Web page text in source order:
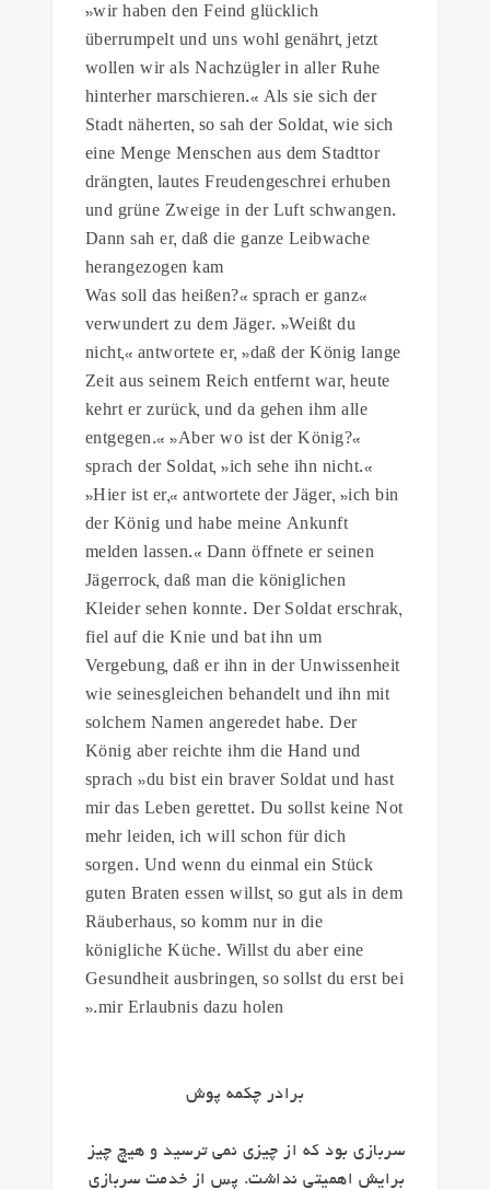
»wir haben den Feind glücklich
überrumpelt und uns wohl genährt, jetzt
wollen wir als Nachzügler in aller Ruhe
hinterher marschieren.« Als sie sich der
Stadt näherten, so sah der Soldat, wie sich
eine Menge Menschen aus dem Stadttor
drängten, lautes Freudengeschrei erhuben
und grüne Zweige in der Luft schwangen.
Dann sah er, daß die ganze Leibwache
herangezogen kam
»Was soll das heißen?« sprach er ganz
verwundert zu dem Jäger. »Weißt du
nicht,« antwortete er, »daß der König lange
Zeit aus seinem Reich entfernt war, heute
kehrt er zurück, und da gehen ihm alle
entgegen.« »Aber wo ist der König?«
sprach der Soldat, »ich sehe ihn nicht.«
»Hier ist er,« antwortete der Jäger, »ich bin
der König und habe meine Ankunft
melden lassen.« Dann öffnete er seinen
Jägerrock, daß man die königlichen
Kleider sehen konnte. Der Soldat erschrak,
fiel auf die Knie und bat ihn um
Vergebung, daß er ihn in der Unwissenheit
wie seinesgleichen behandelt und ihn mit
solchem Namen angeredet habe. Der
König aber reichte ihm die Hand und
sprach »du bist ein braver Soldat und hast
mir das Leben gerettet. Du sollst keine Not
mehr leiden, ich will schon für dich
sorgen. Und wenn du einmal ein Stück
guten Braten essen willst, so gut als in dem
Räuberhaus, so komm nur in die
königliche Küche. Willst du aber eine
Gesundheit ausbringen, so sollst du erst bei
mir Erlaubnis dazu holen.«
برادر چکمه پوش
سربازی بود که از چیزی نمی ترسید و هیچ چیز
برایش اهمیتی نداشت. پس از خدمت سربازی